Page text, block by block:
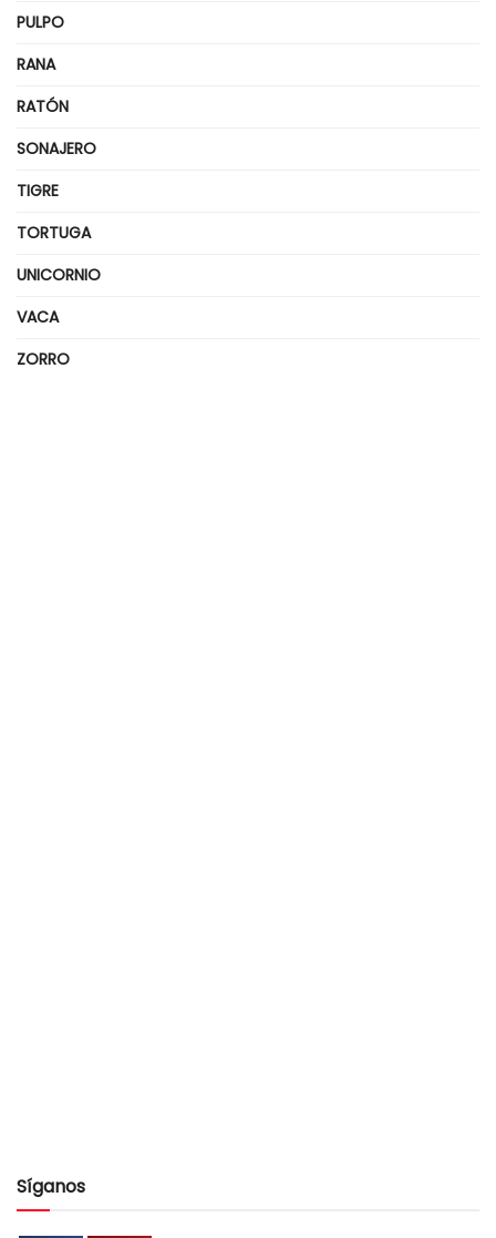
PULPO
RANA
RATÓN
SONAJERO
TIGRE
TORTUGA
UNICORNIO
VACA
ZORRO
Síganos